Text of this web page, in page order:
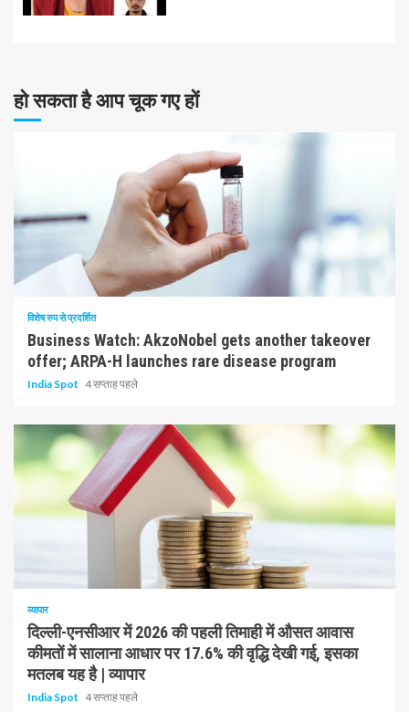
हो सकता है आप चूक गए हों
10 न्यूनतम पढ़ा
विशेष रुप से प्रदर्शित
Business Watch: AkzoNobel gets another takeover
offer; ARPA-H launches rare disease program
India Spot 4 सप्ताह पहले
व्यापार
दिल्ली-एनसीआर में 2026 की पहली तिमाही में औसत आवास
कीमतों में सालाना आधार पर 17.6% की वृद्धि देखी गई, इसका
मतलब यह है | व्यापार
India Spot 4 सप्ताह पहले